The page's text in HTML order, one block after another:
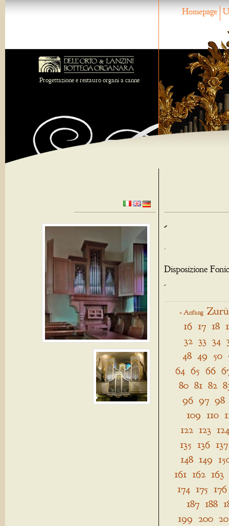
Homepage
Progettazione e restauro organi a canne
-
.
Disposizione
-
« Anfang
16 17 18
32 33 34
48 49 50
64 65 66
80 81 82
96 97 98
109 110
122 123 124
135 136 137
148 149
161 162 163
174 175 176
187 188
199 200